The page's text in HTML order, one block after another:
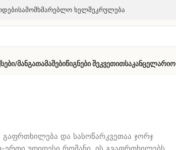
Სამომხმარებლო Ხელშეკრულება
მანგაᲗამაშებიᲬიგნები ᲨეკვეთითᲡაკანცელარიო
გაფრთხილება და სასოწარკვეთაა ჯორჯ